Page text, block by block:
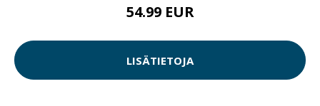
54.99 EUR
LISÄTIETOJA